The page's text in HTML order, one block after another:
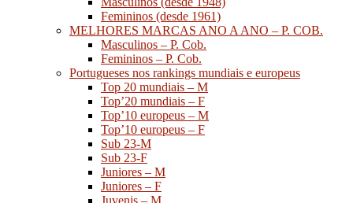
Femininos (desde 1961)
MELHORES MARCAS ANO A ANO – P. COB.
Masculinos – P. Cob.
Femininos – P. Cob.
Portugueses nos rankings mundiais e europeus
Top 20 mundiais – M
Top’20 mundiais – F
Top’10 europeus – M
Top’10 europeus – F
Sub 23-M
Sub 23-F
Juniores – M
Juniores – F
Juvenis – M